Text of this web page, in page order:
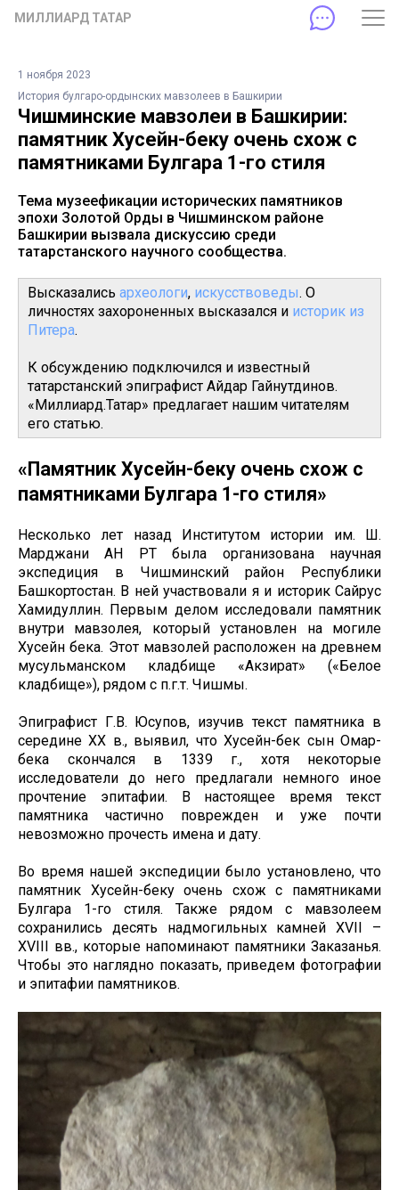
МИЛЛИАРД ТАТАР
1 ноября 2023
История булгаро-ордынских мавзолеев в Башкирии
Чишминские мавзолеи в Башкирии:
памятник Хусейн-беку очень схож с
памятниками Булгара 1-го стиля
Тема музеефикации исторических памятников
эпохи Золотой Орды в Чишминском районе
Башкирии вызвала дискуссию среди
татарстанского научного сообщества.
Высказались археологи, искусствоведы. О
личностях захороненных высказался и историк из
Питера.
К обсуждению подключился и известный
татарстанский эпиграфист Айдар Гайнутдинов.
«Миллиард.Татар» предлагает нашим читателям
его статью.
«Памятник Хусейн-беку очень схож с
памятниками Булгара 1-го стиля»
Несколько лет назад Институтом истории им. Ш.
Марджани АН РТ была организована научная
экспедиция в Чишминский район Республики
Башкортостан. В ней участвовали я и историк Сайрус
Хамидуллин. Первым делом исследовали памятник
внутри мавзолея, который установлен на могиле
Хусейн бека. Этот мавзолей расположен на древнем
мусульманском кладбище «Акзират» («Белое
кладбище»), рядом с п.г.т. Чишмы.
Эпиграфист Г.В. Юсупов, изучив текст памятника в
середине ХХ в., выявил, что Хусейн-бек сын Омар-
бека скончался в 1339 г., хотя некоторые
исследователи до него предлагали немного иное
прочтение эпитафии. В настоящее время текст
памятника частично поврежден и уже почти
невозможно прочесть имена и дату.
Во время нашей экспедиции было установлено, что
памятник Хусейн-беку очень схож с памятниками
Булгара 1-го стиля. Также рядом с мавзолеем
сохранились десять надмогильных камней XVII –
XVIII вв., которые напоминают памятники Заказанья.
Чтобы это наглядно показать, приведем фотографии
и эпитафии памятников.